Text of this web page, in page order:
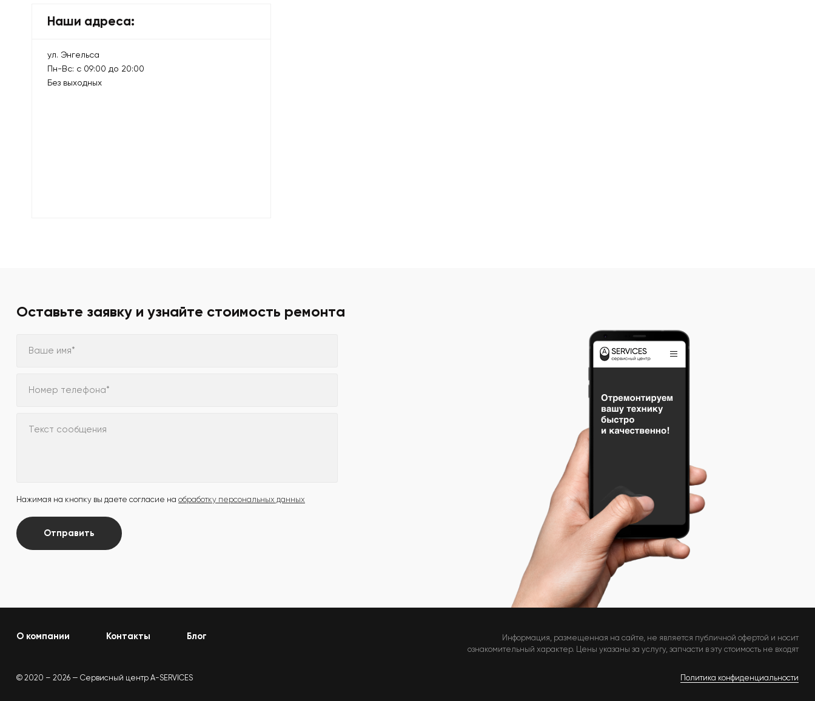
Наши адреса:
ул. Энгельса
Пн-Вс: с 09:00 до 20:00
Без выходных
Оставьте заявку и узнайте стоимость ремонта
Ваше имя*
Номер телефона*
Текст сообщения
Нажимая на кнопку вы даете согласие на обработку персональных данных
Отправить
О компании Контакты Блог
Информация, размещенная на сайте, не является публичной офертой и носит
ознакомительный характер. Цены указаны за услугу, запчасти в эту стоимость не входят
© 2020 – 2026 — Сервисный центр A-SERVICES Политика конфиденциальности